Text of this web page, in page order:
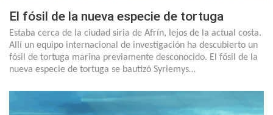
El fósil de la nueva especie de tortuga
Estaba cerca de la ciudad siria de Afrín, lejos de la actual costa.
Allí un equipo internacional de investigación ha descubierto un
fósil de tortuga marina previamente desconocido. El fósil de la
nueva especie de tortuga se bautizó Syriemys…